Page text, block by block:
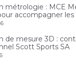
métrologie : MCE
accompagner
de mesure 3D :
Scott Sports SA